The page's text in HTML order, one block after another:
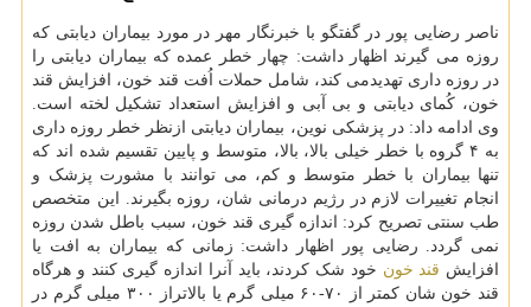
ناصر رضایی پور در گفتگو با خبرنگار مهر در مورد بیماران دیابتی که
روزه می گیرند اظهار داشت: چهار خطر عمده که بیماران دیابتی را
در روزه داری تهدیدمی کند، شامل حملات اُفت قند خون، افزایش قند
خون، کُمای دیابتی و بی آبی و افزایش استعداد تشکیل لخته است.
وی ادامه داد: در پزشکی نوین، بیماران دیابتی ازنظر خطر روزه داری
به ۴ گروه با خطر خیلی بالا، بالا، متوسط و پایین تقسیم شده اند که
تنها بیماران با خطر متوسط و کم، می توانند با مشورت پزشک و
انجام تغییرات لازم در رژیم درمانی شان، روزه بگیرند. این متخصص
طب سنتی تصریح کرد: اندازه گیری قند خون، سبب باطل شدن روزه
نمی گردد. رضایی پور اظهار داشت: زمانی که بیماران به افت یا
افزایش قند خون خود شک کردند، باید آنرا اندازه گیری کنند و هرگاه
قند خون شان کمتر از ۷۰-۶۰ میلی گرم یا بالاتراز ۳۰۰ میلی گرم در